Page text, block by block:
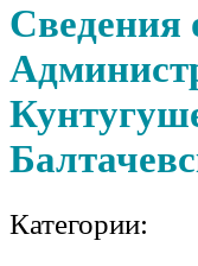
Сведения
Категории: